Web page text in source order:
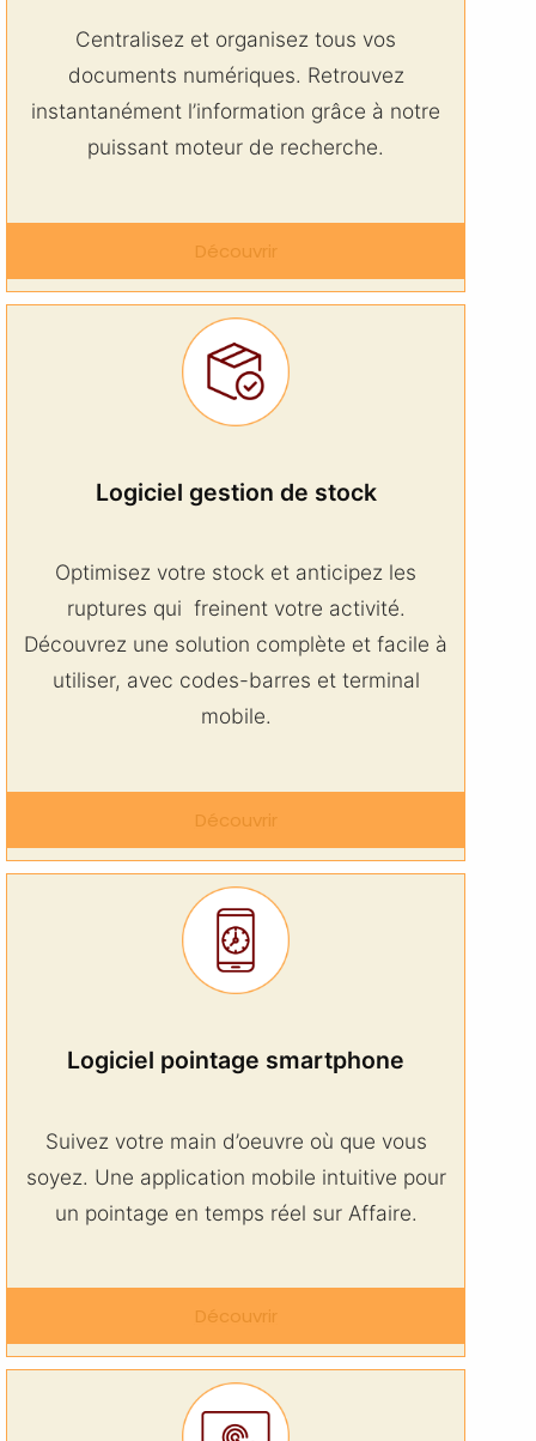
Centralisez et organisez tous vos
documents numériques. Retrouvez
instantanément l’information grâce à notre
puissant moteur de recherche.
Découvrir
Logiciel gestion de stock
Optimisez votre stock et anticipez les
ruptures qui freinent votre activité.
Découvrez une solution complète et facile à
utiliser, avec codes-barres et terminal
mobile.
Découvrir
Logiciel pointage smartphone
Suivez votre main d’oeuvre où que vous
soyez. Une application mobile intuitive pour
un pointage en temps réel sur Affaire.
Découvrir